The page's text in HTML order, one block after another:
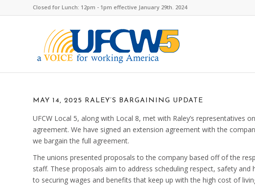
Closed for Lunch: 12pm - 1pm effective January 29th. 2024
MAY 14, 2025 RALEY’S BARGAINING UPDATE
UFCW Local 5, along with Local 8, met with Raley’s representatives
agreement. We have signed an extension agreement with the
we bargain the full agreement.
The unions presented proposals to the company based off of the
staff. These proposals aim to address scheduling respect, safety
to securing wages and benefits that keep up with the high cost of